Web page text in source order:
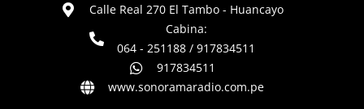
Calle Real 270 El Tambo - Huancayo
Cabina:
064 - 251188 / 917834511
917834511
www.sonoramaradio.com.pe